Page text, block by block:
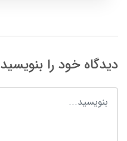
دیدگاه خود را بنویسید